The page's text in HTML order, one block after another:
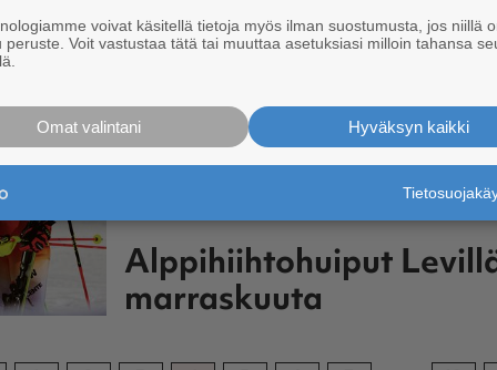
TALVITAPAHTUMA
Alppihiihtohuiput
marraskuuta
voivat käsitellä tietoja myös ilman suostumusta, jos niillä
peruste. Voit vastustaa tätä tai muuttaa asetuksiasi milloin tahansa
Hyväksyn kaikki
Omat valintani